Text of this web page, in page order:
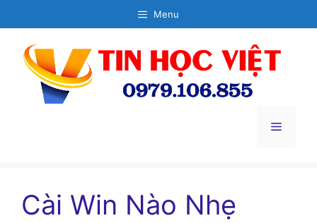
đến
dung
Menu
Menu
Cài Win Nào Nhẹ